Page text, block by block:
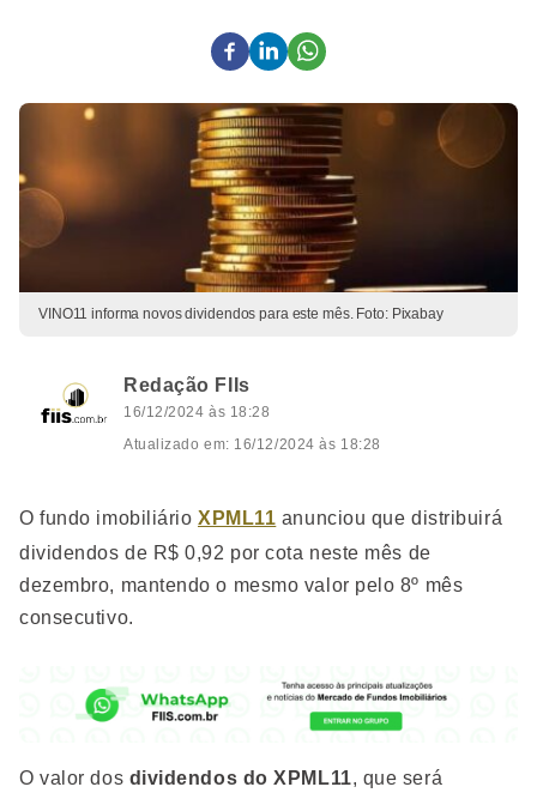
VINO11 informa novos dividendos para este mês. Foto: Pixabay
Redação FIIs
16/12/2024 às 18:28
Atualizado em: 16/12/2024 às 18:28
O fundo imobiliário XPML11 anunciou que distribuirá
dividendos de R$ 0,92 por cota neste mês de
dezembro, mantendo o mesmo valor pelo 8º mês
consecutivo.
O valor dos dividendos do XPML11, que será